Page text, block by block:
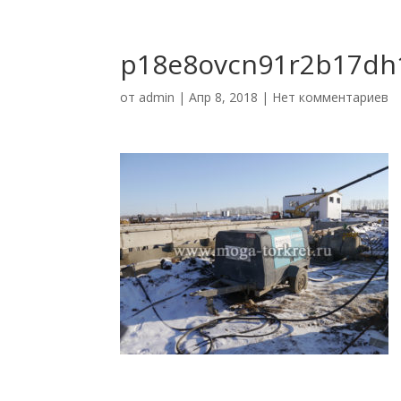
от admin |Апр 8, 2018 | Нет комментариев